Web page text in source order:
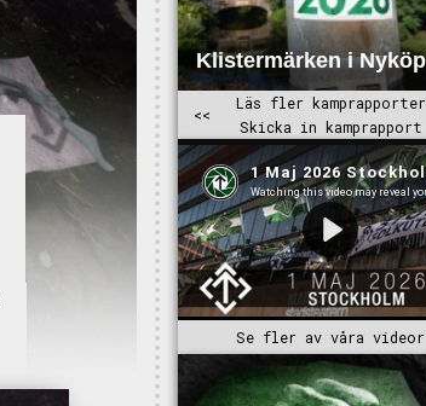
Se fler av våra videor